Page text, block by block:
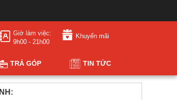
Giờ làm việc:
9h00 - 21h00
Khuyến mãi
TRẢ GÓP TIN TỨC